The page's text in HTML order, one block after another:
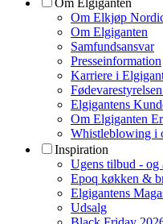
Om Elkjøp
Om Elgiganten
Samfundsansvar
Presseinformation
Karriere i
Elgigantens
Om Elgiganten
Whistleblowing i
Inspiration
Ugens tilbud - og
Epoq køkken &
Elgigantens
Udsalg